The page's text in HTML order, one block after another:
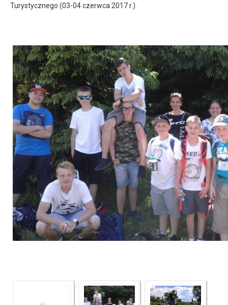
Turystycznego (03-04 czerwca 2017 r.).